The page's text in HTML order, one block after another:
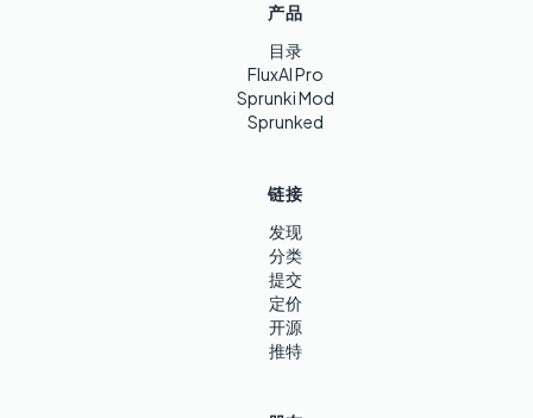
产品
目录
FluxAI Pro
Sprunki Mod
Sprunked
链接
发现
分类
提交
定价
开源
推特